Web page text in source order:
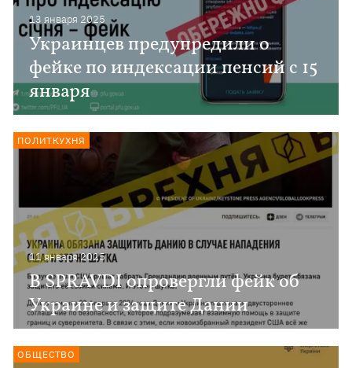
13 января 2025
Украинцев предупредили о
фейке по индексации пенсий с 15
января
11 января 2025
В SPRAVDI опровергли фейк об
Украине и защите Дании
ПОЛИТКУХНЯ
ОБЩЕСТВО